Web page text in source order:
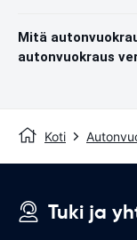
Mitä
autonvuokraus
Koti
Tuki ja